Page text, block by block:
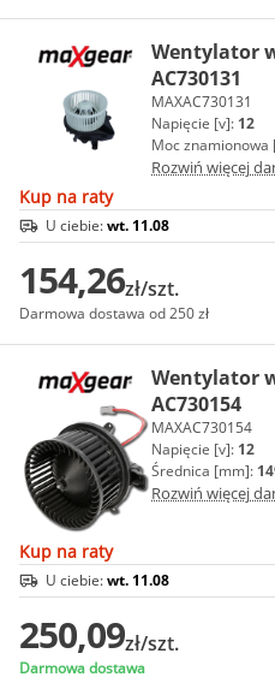
Wentylator
AC730131
MAXAC730131
Napięcie [v]: 12
Moc znamionowa
Rozwiń więcej
Kup na raty
U ciebie:wt. 11.08
154,26zł/szt.
Darmowa dostawa od 250 zł
Wentylator
AC730154
MAXAC730154
Napięcie [v]: 12
Średnica [mm]:
Rozwiń więcej
Kup na raty
U ciebie:wt. 11.08
250,09zł/szt.
Darmowa dostawa